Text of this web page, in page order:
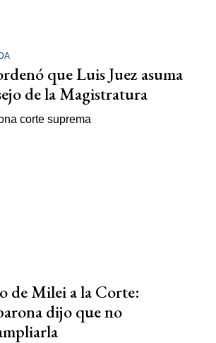
que Luis Juez asuma
de la Magistratura
de Milei a la Corte:
dijo que no